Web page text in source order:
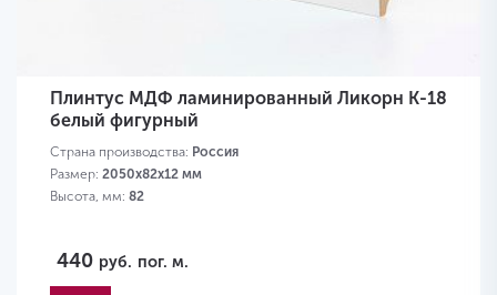
Плинтус МДФ ламинированный Ликорн K-18
белый фигурный
Страна производства: Россия
Размер: 2050х82х12 мм
Высота, мм: 82
440 руб. пог. м.